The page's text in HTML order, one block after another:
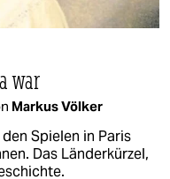
war
Markus Völker
Spielen in Paris
Das Länderkürzel,